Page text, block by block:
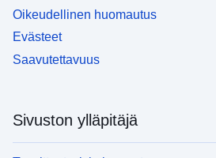
Oikeudellinen huomautus
Evästeet
Saavutettavuus
Sivuston ylläpitäjä